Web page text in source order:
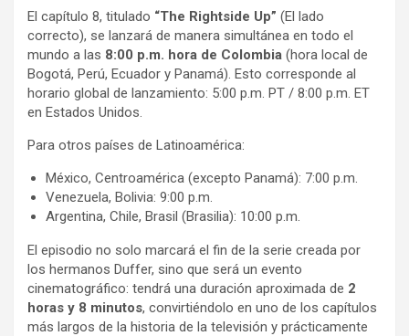
k
p
i
r
El capítulo 8, titulado “The Rightside Up” (El lado
correcto), se lanzará de manera simultánea en todo el
mundo a las 8:00 p.m. hora de Colombia (hora local de
Bogotá, Perú, Ecuador y Panamá). Esto corresponde al
horario global de lanzamiento: 5:00 p.m. PT / 8:00 p.m. ET
en Estados Unidos.
Para otros países de Latinoamérica:
México, Centroamérica (excepto Panamá): 7:00 p.m.
Venezuela, Bolivia: 9:00 p.m.
Argentina, Chile, Brasil (Brasilia): 10:00 p.m.
El episodio no solo marcará el fin de la serie creada por
los hermanos Duffer, sino que será un evento
cinematográfico: tendrá una duración aproximada de 2
horas y 8 minutos, convirtiéndolo en uno de los capítulos
más largos de la historia de la televisión y prácticamente